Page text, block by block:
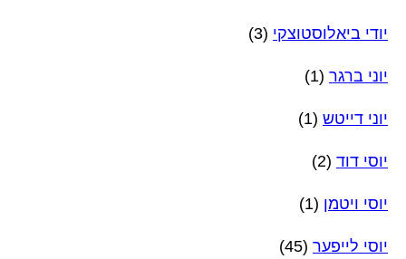
יודי ביאלוסטוצקי (3)
יוני ברגר (1)
יוני דייטש (1)
יוסי דוד (2)
יוסי ויטמן (1)
יוסי לייפער (45)